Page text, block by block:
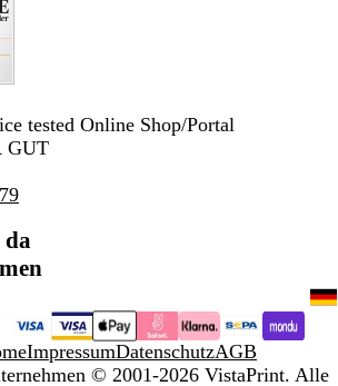
tested Online Shop/Portal
GUT
da
ImpressumDatenschutzAGB
© 2001-2026 VistaPrint. Alle